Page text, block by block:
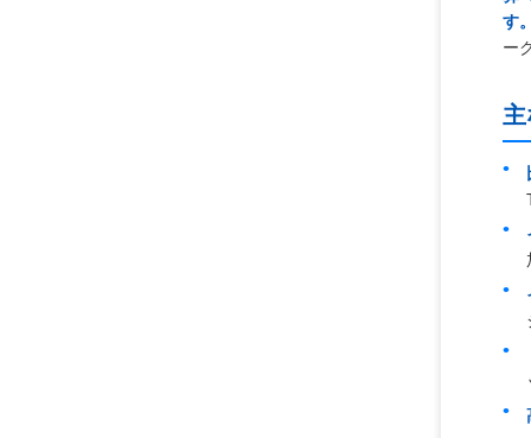
す
ー